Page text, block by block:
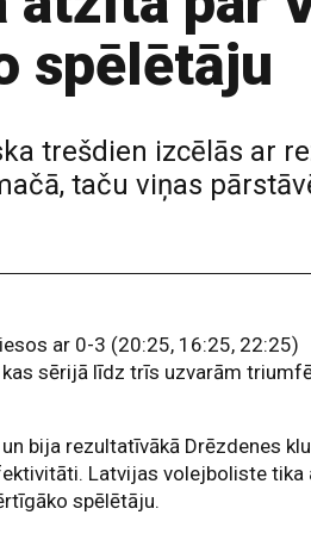
spēlētāju
trešdien izcēlās ar
taču viņas
ar 0-3 (20:25, 16:25, 22:25)
kas sērijā līdz trīs uzvarām
bija rezultatīvākā Drēzdenes
Latvijas volejboliste tika
spēlētāju.